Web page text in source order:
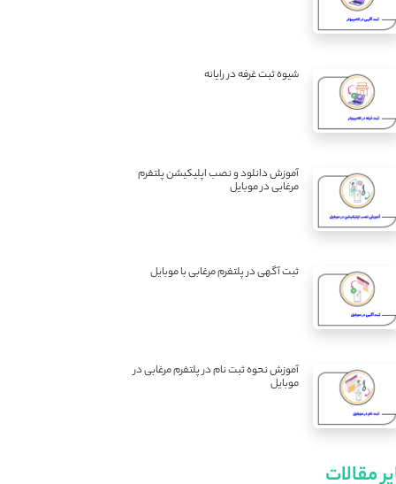
شیوه ثبت غرفه در رایانه
آموزش دانلود و نصب اپلیکیشن پلتفرم
مرغابی در موبایل
ثبت آگهی در پلتفرم مرغابی با موبایل
آموزش نحوه ثبت نام در پلتفرم مرغابی در
موبایل
مقالات